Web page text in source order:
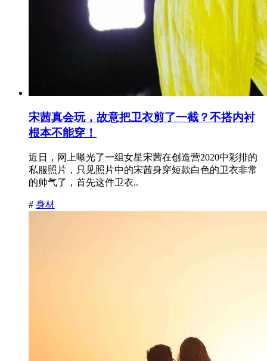
宋茜真会玩，故意把卫衣剪了一截？不搭内衬
根本不能穿！
近日，网上曝光了一组女星宋茜在创造营2020中彩排的
私服照片，只见照片中的宋茜身穿短款白色的卫衣非常
的帅气了，首先这件卫衣..
# 身材